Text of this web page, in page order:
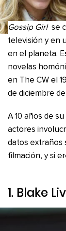
Gossip Girl se
televisión y en
en el planeta.
novelas
en The CW el
de diciembre de
A 10 años de
actores
datos extraños
filmación, y si
1. Blake